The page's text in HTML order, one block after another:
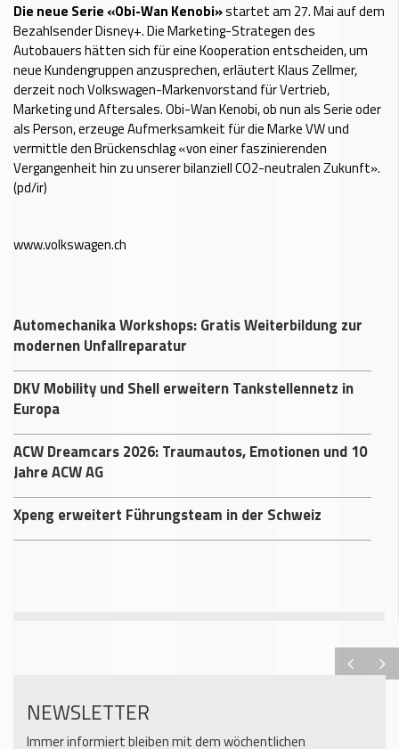
Die neue Serie «Obi-Wan Kenobi»startet am 27. Mai auf dem
Bezahlsender Disney+. Die Marketing-Strategen des
Autobauers hätten sich für eine Kooperation entscheiden, um
neue Kundengruppen anzusprechen, erläutert Klaus Zellmer,
derzeit noch Volkswagen-Markenvorstand für Vertrieb,
Marketing und Aftersales. Obi-Wan Kenobi, ob nun als Serie oder
als Person, erzeuge Aufmerksamkeit für die Marke VW und
vermittle den Brückenschlag «von einer faszinierenden
Vergangenheit hin zu unserer bilanziell CO2-neutralen Zukunft».
(pd/ir)
www.volkswagen.ch
Automechanika Workshops: Gratis Weiterbildung zur
modernen Unfallreparatur
DKV Mobility und Shell erweitern Tankstellennetz in
Europa
ACW Dreamcars 2026: Traumautos, Emotionen und 10
Jahre ACW AG
Xpeng erweitert Führungsteam in der Schweiz
NEWSLETTER
Immer informiert bleiben mit dem wöchentlichen